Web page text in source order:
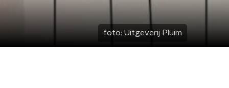
foto: Uitgeverij Pluim